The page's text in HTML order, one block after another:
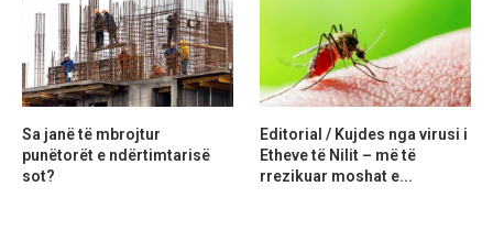
Sa janë të mbrojtur
punëtorët e ndërtimtarisë
sot?
Editorial / Kujdes nga virusi i
Etheve të Nilit – më të
rrezikuar moshat e...